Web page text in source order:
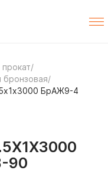
/
бронзовая/
БрАЖ9-4
90